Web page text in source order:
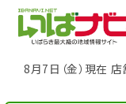
8月7日（金）現在